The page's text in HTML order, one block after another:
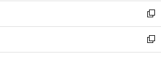
く
で
開
く
ド
ウ
で
開
ウ
ィ
ン
ド
ウ
し
い
ウ
ィ
ン
新
し
い
ウ
新
し